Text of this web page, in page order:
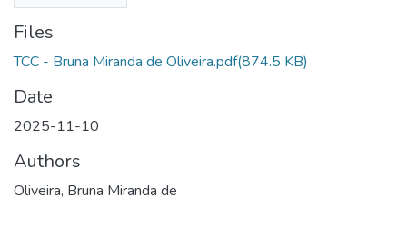
Files
TCC - Bruna Miranda de Oliveira.pdf(874.5 KB)
Date
2025-11-10
Authors
Oliveira, Bruna Miranda de